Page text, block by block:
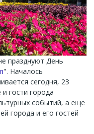
празднуют День
". Началось
сегодня, 23
гости города
событий, а еще
города и его гостей